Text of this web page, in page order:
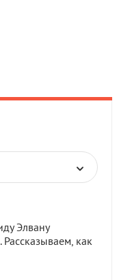
Элвану
Рассказываем, как